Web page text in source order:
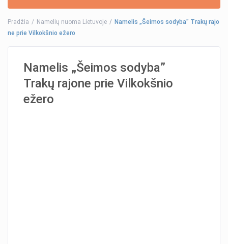
Pradžia Namelių nuoma Lietuvoje
Namelis „Šeimos sodyba” Trakų rajo
ne prie Vilkokšnio ežero
Namelis „Šeimos sodyba”
Trakų rajone prie Vilkokšnio
ežero